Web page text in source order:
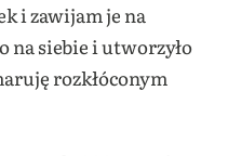
i zawijam je na
na siebie i utworzyło
rozkłóconym